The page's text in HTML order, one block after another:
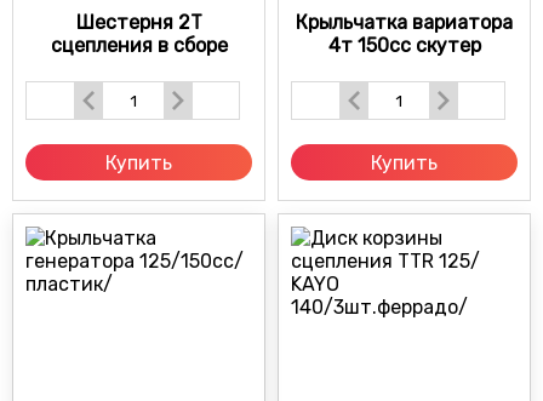
Шестерня 2Т
сцепления в сборе
Купить
Крыльчатка вариатора
4т 150cc скутер
Купить